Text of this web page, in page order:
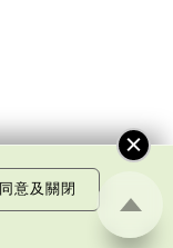
同意及關閉